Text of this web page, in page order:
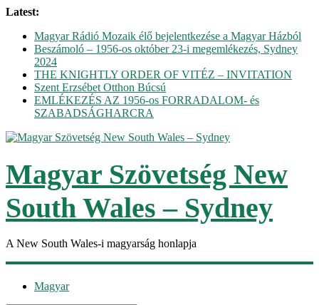
Latest:
Magyar Rádió Mozaik élő bejelentkezése a Magyar Házból
Beszámoló – 1956-os október 23-i megemlékezés, Sydney
2024
THE KNIGHTLY ORDER OF VITÉZ – INVITATION
Szent Erzsébet Otthon Búcsú
EMLÉKEZÉS AZ 1956-os FORRADALOM- és
SZABADSÁGHARCRA
Magyar Szövetség New
South Wales – Sydney
A New South Wales-i magyarság honlapja
Magyar